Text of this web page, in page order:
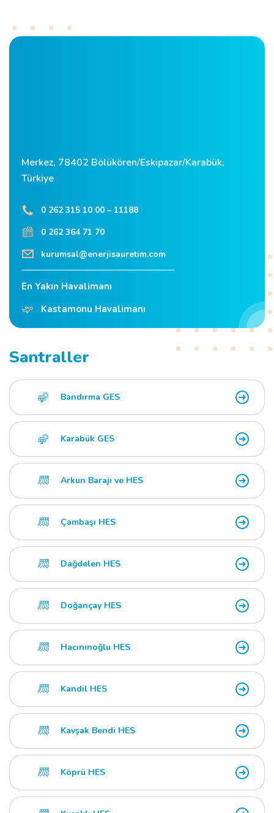
Merkez, 78402 Bölükören/Eskipazar/Karabük,
Türkiye
0 262 315 10 00 – 11188
0 262 364 71 70
kurumsal@enerjisauretim.com
En Yakın Havalimanı
Kastamonu Havalimanı
Santraller
Bandırma GES
Karabük GES
Arkun Barajı ve HES
Çambaşı HES
Dağdelen HES
Doğançay HES
Hacınınoğlu HES
Kandil HES
Kavşak Bendi HES
Köprü HES